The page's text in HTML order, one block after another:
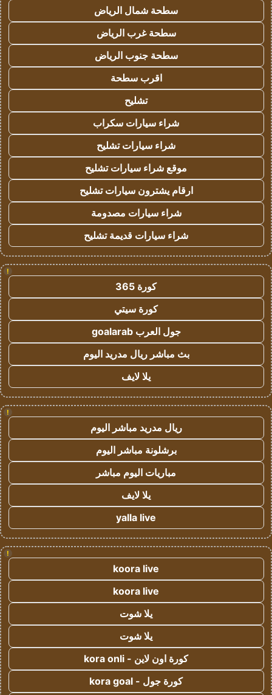
سطحة شمال الرياض
سطحة غرب الرياض
سطحة جنوب الرياض
اقرب سطحة
تشليح
شراء سيارات سكراب
شراء سيارات تشليح
موقع شراء سيارات تشليح
ارقام يشترون سيارات تشليح
شراء سيارات مصدومة
شراء سيارات قديمة تشليح
!
كورة 365
كورة سيتي
جول العرب goalarab
بث مباشر ريال مدريد اليوم
يلا لايف
!
ريال مدريد مباشر اليوم
برشلونة مباشر اليوم
مباريات اليوم مباشر
يلا لايف
yalla live
!
koora live
koora live
يلا شوت
يلا شوت
كورة اون لاين - kora onli
كورة جول - kora goal